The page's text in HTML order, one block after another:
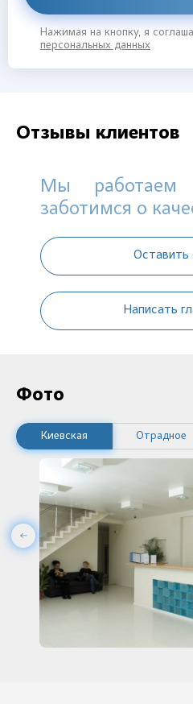
Нажимая на кнопку, я
персональных данных
Отзывы клиентов
Мы
заботимся о
Оставить
Написать
Фото
Киевская Отрадное